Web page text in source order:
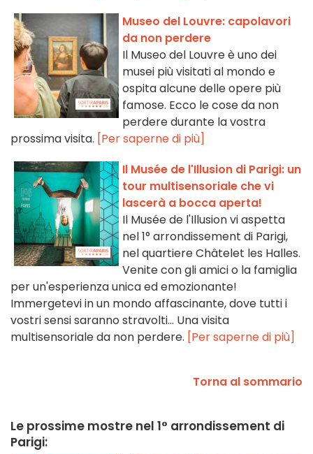
Museo del Louvre: capolavori
da non perdere
Il Museo del Louvre è uno dei
musei più visitati al mondo e
ospita alcune delle opere più
famose. Ecco le cose da non
perdere durante la vostra
prossima visita. [Per saperne di più]
Il Musée de l'Illusion di Parigi: un
tour multisensoriale che vi
lascerà a bocca aperta!
Il Musée de l'Illusion vi aspetta
nel 1° arrondissement di Parigi,
nel quartiere Châtelet les Halles.
Venite con gli amici o la famiglia
per un'esperienza unica ed emozionante!
Immergetevi in un mondo affascinante, dove tutti i
vostri sensi saranno stravolti... Una visita
multisensoriale da non perdere. [Per saperne di più]
Torna al sommario
Le prossime mostre nel 1° arrondissement di
Parigi: